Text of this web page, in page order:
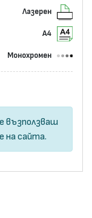
Лазерен
А4
Монохромен
възползваш
на сайта.